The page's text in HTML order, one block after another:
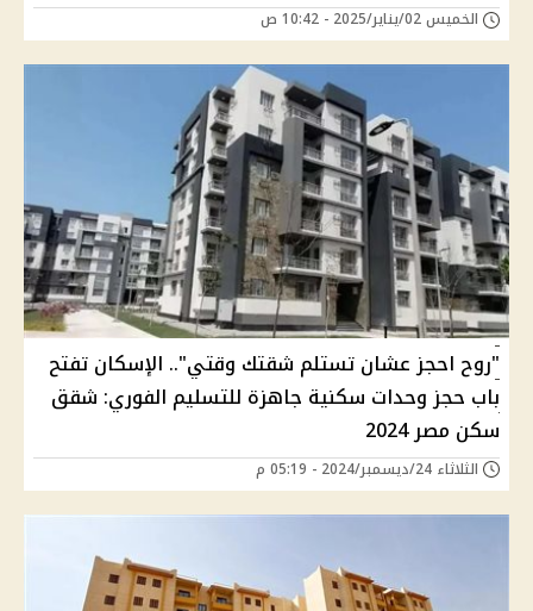
الخميس 02/يناير/2025 - 10:42 ص
"روح احجز عشان تستلم شقتك وقتي".. الإسكان تفتح
باب حجز وحدات سكنية جاهزة للتسليم الفوري: شقق
سكن مصر 2024
الثلاثاء 24/ديسمبر/2024 - 05:19 م